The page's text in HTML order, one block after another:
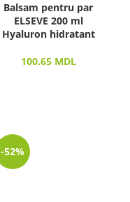
Balsam pentru par
ELSEVE 200 ml
Hyaluron hidratant
100.65 MDL
-52%